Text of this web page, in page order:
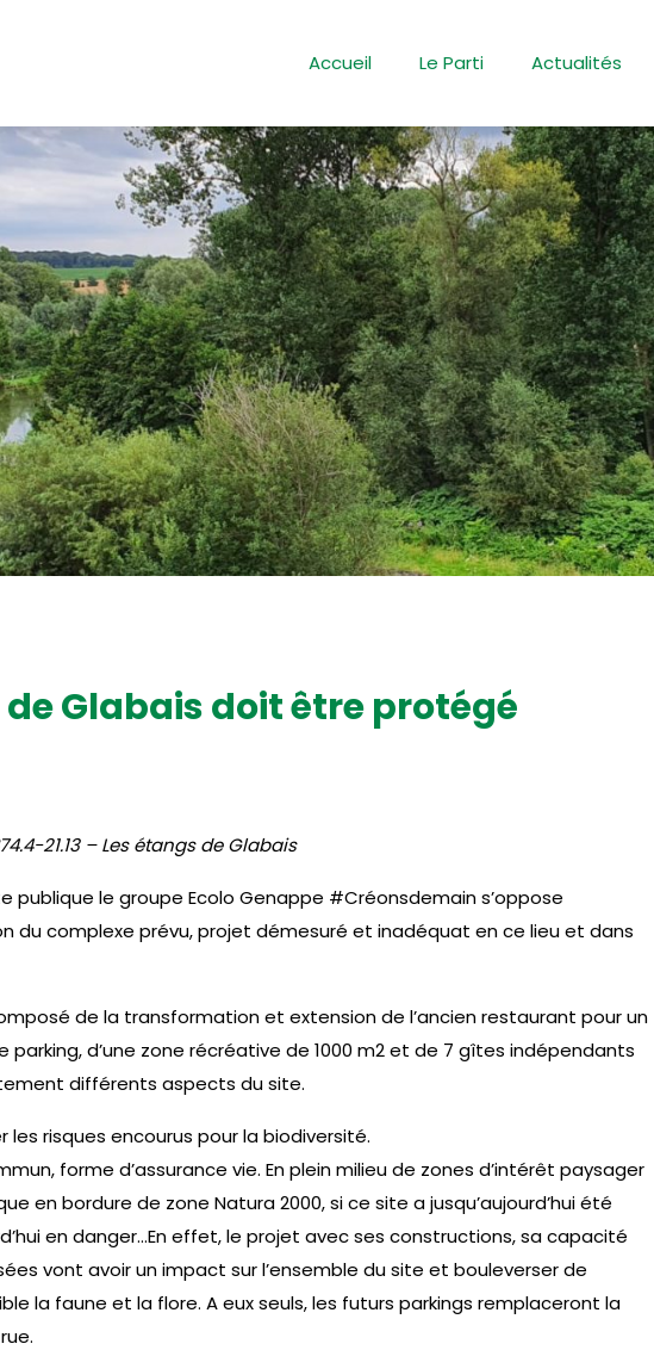
Accueil Le Parti Actualités
Glabais doit être protégé
21.13 – Les étangs de Glabais
publique le groupe Ecolo Genappe #Créonsdemain s’oppose
complexe prévu, projet démesuré et inadéquat en ce lieu et dans
de la transformation et extension de l’ancien restaurant pour un
d’une zone récréative de 1000 m2 et de 7 gîtes indépendants
différents aspects du site.
les risques encourus pour la biodiversité.
forme d’assurance vie. En plein milieu de zones d’intérêt paysager
en bordure de zone Natura 2000, si ce site a jusqu’aujourd’hui été
en danger…En effet, le projet avec ses constructions, sa capacité
vont avoir un impact sur l’ensemble du site et bouleverser de
la faune et la flore. A eux seuls, les futurs parkings remplaceront la